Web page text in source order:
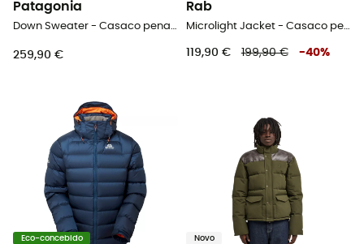
Patagonia
Down Sweater - Casaco penas homem
259,90 €
Rab
Microlight Jacket - Casaco penas homem
119,90 € 199,90 € -40%
Eco-concebido Novo